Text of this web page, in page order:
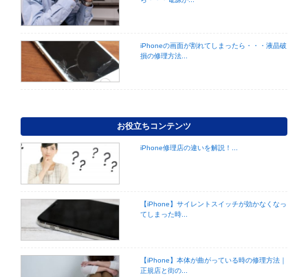
iPhoneの画面が割れてしまったら・・・液晶破
損の修理方法...
お役立ちコンテンツ
iPhone修理店の違いを解説！...
【iPhone】サイレントスイッチが効かなくなっ
てしまった時...
【iPhone】本体が曲がっている時の修理方法｜
正規店と街の...